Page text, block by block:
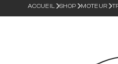
MOTEUR &
ACCUEIL SHOP MOTEUR